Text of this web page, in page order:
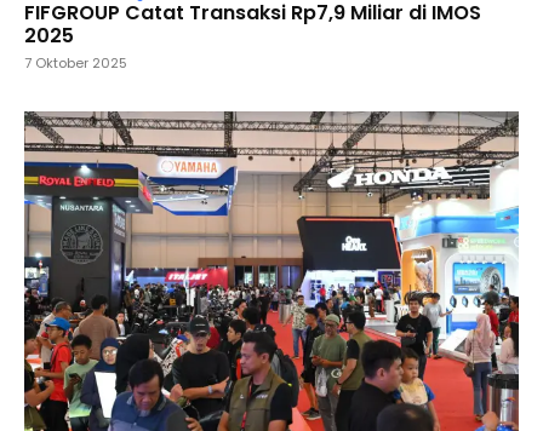
FIFGROUP Catat Transaksi Rp7,9 Miliar di IMOS
2025
7 Oktober 2025